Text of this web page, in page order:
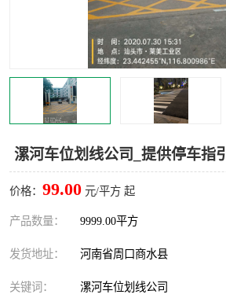
漯河车位划线公司_提供停车指引
价格： 99.00 元/平方 起
产品数量： 9999.00平方
发货地址： 河南省周口商水县
关键词： 漯河车位划线公司